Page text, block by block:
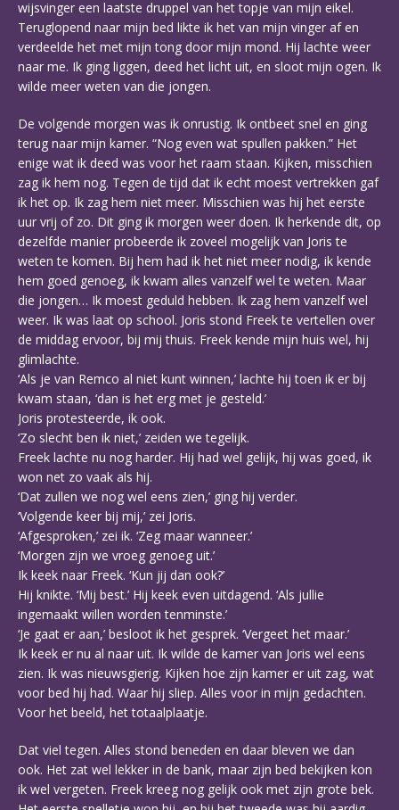
wijsvinger een laatste druppel van het topje van mijn eikel.
Teruglopend naar mijn bed likte ik het van mijn vinger af en
verdeelde het met mijn tong door mijn mond. Hij lachte weer
naar me. Ik ging liggen, deed het licht uit, en sloot mijn ogen. Ik
wilde meer weten van die jongen.
De volgende morgen was ik onrustig. Ik ontbeet snel en ging
terug naar mijn kamer. “Nog even wat spullen pakken.” Het
enige wat ik deed was voor het raam staan. Kijken, misschien
zag ik hem nog. Tegen de tijd dat ik echt moest vertrekken gaf
ik het op. Ik zag hem niet meer. Misschien was hij het eerste
uur vrij of zo. Dit ging ik morgen weer doen. Ik herkende dit, op
dezelfde manier probeerde ik zoveel mogelijk van Joris te
weten te komen. Bij hem had ik het niet meer nodig, ik kende
hem goed genoeg, ik kwam alles vanzelf wel te weten. Maar
die jongen… Ik moest geduld hebben. Ik zag hem vanzelf wel
weer. Ik was laat op school. Joris stond Freek te vertellen over
de middag ervoor, bij mij thuis. Freek kende mijn huis wel, hij
glimlachte.
‘Als je van Remco al niet kunt winnen,’ lachte hij toen ik er bij
kwam staan, ‘dan is het erg met je gesteld.’
Joris protesteerde, ik ook.
‘Zo slecht ben ik niet,’ zeiden we tegelijk.
Freek lachte nu nog harder. Hij had wel gelijk, hij was goed, ik
won net zo vaak als hij.
‘Dat zullen we nog wel eens zien,’ ging hij verder.
‘Volgende keer bij mij,’ zei Joris.
‘Afgesproken,’ zei ik. ‘Zeg maar wanneer.’
‘Morgen zijn we vroeg genoeg uit.’
Ik keek naar Freek. ‘Kun jij dan ook?’
Hij knikte. ‘Mij best.’ Hij keek even uitdagend. ‘Als jullie
ingemaakt willen worden tenminste.’
‘Je gaat er aan,’ besloot ik het gesprek. ‘Vergeet het maar.’
Ik keek er nu al naar uit. Ik wilde de kamer van Joris wel eens
zien. Ik was nieuwsgierig. Kijken hoe zijn kamer er uit zag, wat
voor bed hij had. Waar hij sliep. Alles voor in mijn gedachten.
Voor het beeld, het totaalplaatje.
Dat viel tegen. Alles stond beneden en daar bleven we dan
ook. Het zat wel lekker in de bank, maar zijn bed bekijken kon
ik wel vergeten. Freek kreeg nog gelijk ook met zijn grote bek.